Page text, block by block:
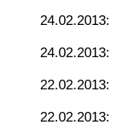
24.02.2013:
24.02.2013:
22.02.2013:
22.02.2013: